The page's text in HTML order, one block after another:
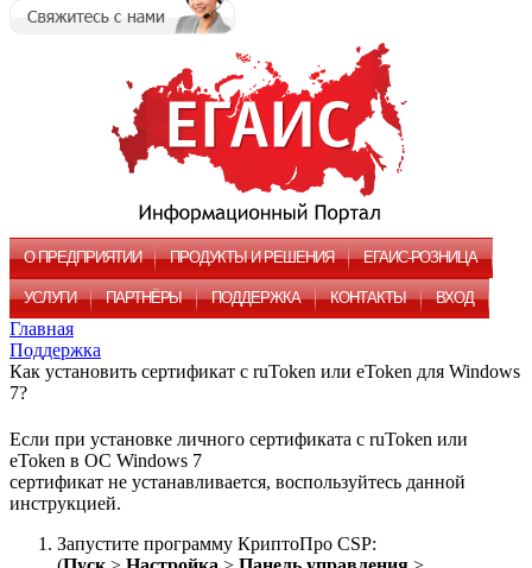
О ПРЕДПРИЯТИИ ПРОДУКТЫ И РЕШЕНИЯ ЕГАИС-РОЗНИЦА
УСЛУГИ ПАРТНЁРЫ ПОДДЕРЖКА КОНТАКТЫ ВХОД
Главная
Поддержка
Как установить сертификат с ruToken или eToken для Windows
7?
Если при установке личного сертификата с ruToken или
eToken в ОС Windows 7
сертификат не устанавливается, воспользуйтесь данной
инструкцией.
Запустите программу КриптоПро CSP: